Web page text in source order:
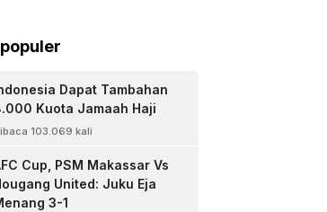
Dapat Tambahan
Kuota Jamaah Haji
103.069 kali
Cup, PSM Makassar Vs
United: Juku Eja
3-1